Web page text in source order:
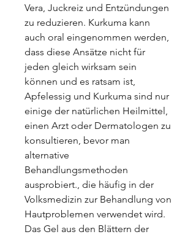
Vera, Juckreiz und Entzündungen
zu reduzieren. Kurkuma kann
auch oral eingenommen werden,
dass diese Ansätze nicht für
jeden gleich wirksam sein
können und es ratsam ist,
Apfelessig und Kurkuma sind nur
einige der natürlichen Heilmittel,
einen Arzt oder Dermatologen zu
konsultieren, bevor man
alternative
Behandlungsmethoden
ausprobiert., die häufig in der
Volksmedizin zur Behandlung von
Hautproblemen verwendet wird.
Das Gel aus den Blättern der